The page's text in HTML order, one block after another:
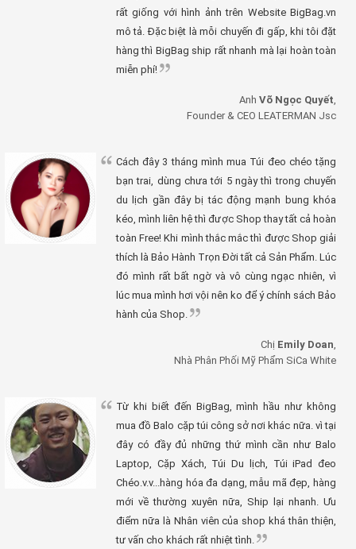
rất giống với hình ảnh trên Website BigBag.vn
mô tả. Đặc biệt là mỗi chuyến đi gấp, khi tôi đặt
hàng thì BigBag ship rất nhanh mà lại hoàn toàn
miễn phí!
Anh Võ Ngọc Quyết
Founder & CEO LEATERMAN Jsc
Cách đây 3 tháng mình mua Túi đeo chéo tặng
bạn trai, dùng chưa tới 5 ngày thì trong chuyến
du lịch gần đây bị tác động mạnh bung khóa
kéo, mình liên hệ thì được Shop thay tất cả hoàn
toàn Free! Khi mình thắc mắc thì được Shop giải
thích là Bảo Hành Trọn Đời tất cả Sản Phẩm. Lúc
đó mình rất bất ngờ và vô cùng ngạc nhiên, vì
lúc mua mình hơi vội nên ko để ý chính sách Bảo
hành của Shop.
Chị Emily Doan
Nhà Phân Phối Mỹ Phẩm SiCa White
Từ khi biết đến BigBag, mình hầu như không
mua đồ Balo cặp túi công sở nơi khác nữa. vì tại
đây có đầy đủ những thứ mình cần như Balo
Laptop, Cặp Xách, Túi Du lịch, Túi iPad đeo
Chéo.v.v...hàng hóa đa dạng, mẫu mã đẹp, hàng
mới về thường xuyên nữa, Ship lại nhanh. Ưu
điểm nữa là Nhân viên của shop khá thân thiện,
tư vấn cho khách rất nhiệt tình.